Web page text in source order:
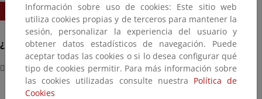
11/02/2026
16:00
¿Dónde?
Sede MITECO Plaza San de la Cruz 10
Información sobre uso de cookies: Este sitio web
utiliza cookies propias y de terceros para mantener la
sesión, personalizar la experiencia del usuario y
obtener datos estadísticos de navegación. Puede
aceptar todas las cookies o si lo desea configurar qué
tipo de cookies permitir. Para más información sobre
las cookies utilizadas consulte nuestra Política de
Cookies